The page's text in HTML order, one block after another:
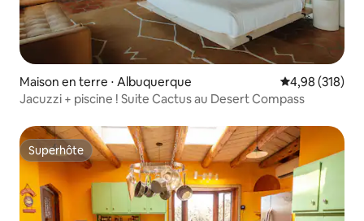
Maison en terre ⋅ Albuquerque Évaluation
4,98 (318)
Jacuzzi + piscine ! Suite Cactus au Desert Compass
Superhôte
Superhôte